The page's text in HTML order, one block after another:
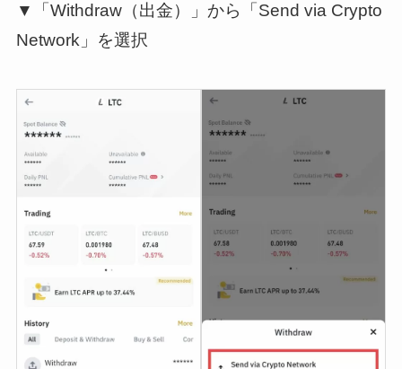
▼「Withdraw（出金）」から「Send via Crypto
Network」を選択